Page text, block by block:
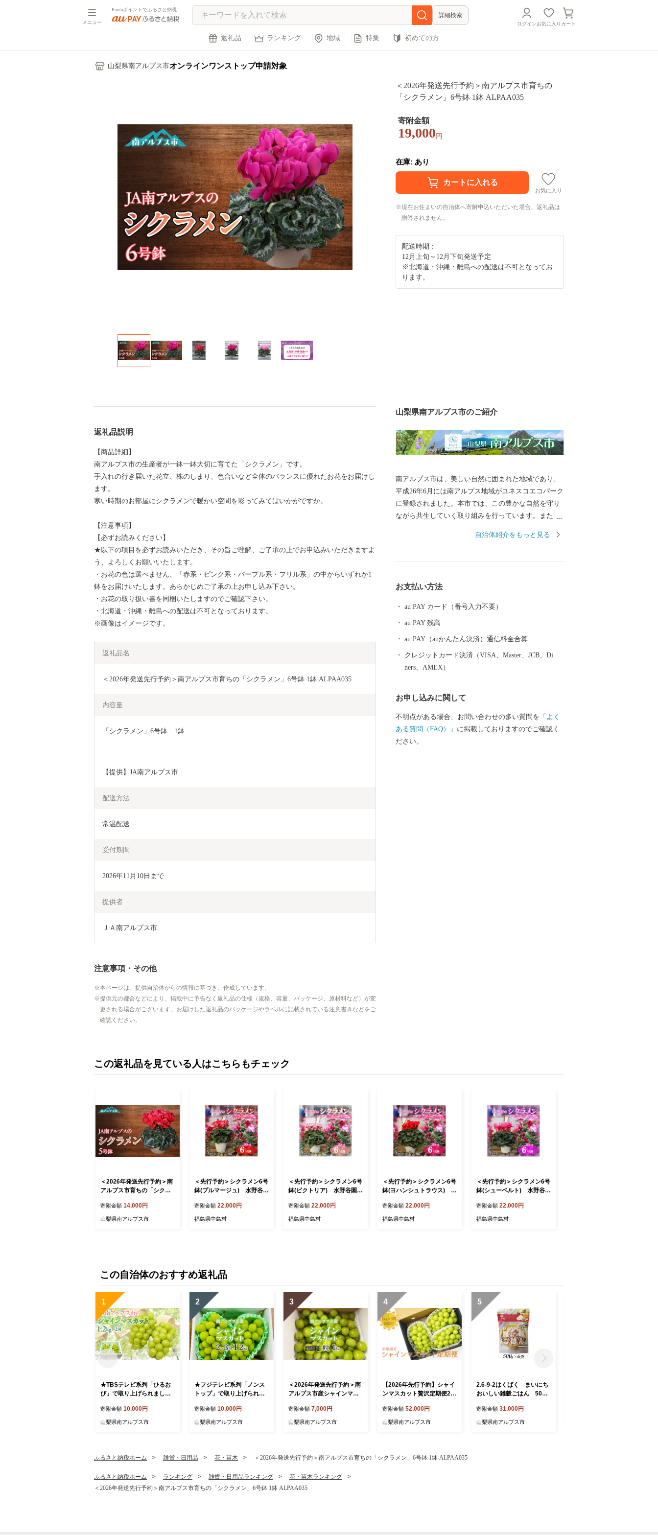
メニュー
Pontaポイントでふるさと納税
詳細検索
ログインお気に入り カート
返礼品 ランキング 地域 特集 初めての方
山梨県南アルプス市オンラインワンストップ申請対象
＜2026年発送先行予約＞南アルプス市育ちの
「シクラメン」6号鉢 1鉢 ALPAA035
寄附金額
19,000 円
在庫: あり
お気に入り
現在お住まいの自治体へ寄附申込いただいた場合、返礼品は
贈答されません。
配送時期：
12月上旬～12月下旬発送予定
※北海道・沖縄・離島への配送は不可となってお
ります。
返礼品説明
【商品詳細】
南アルプス市の生産者が一鉢一鉢大切に育てた「シクラメン」です。
手入れの行き届いた花立、株のしまり、色合いなど全体のバランスに優れたお花をお届けし
ます。
寒い時期のお部屋にシクラメンで暖かい空間を彩ってみてはいかがですか。
【注意事項】
【必ずお読みください】
★以下の項目を必ずお読みいただき、その旨ご理解、ご了承の上でお申込みいただきますよ
う、よろしくお願いいたします。
・お花の色は選べません、「赤系・ピンク系・パープル系・フリル系」の中からいずれか1
鉢をお届けいたします。あらかじめご了承の上お申し込み下さい。
・お花の取り扱い書を同梱いたしますのでご確認下さい。
・北海道・沖縄・離島への配送は不可となっております。
※画像はイメージです。
返礼品名
＜2026年発送先行予約＞南アルプス市育ちの「シクラメン」6号鉢 1鉢 ALPAA035
内容量
「シクラメン」6号鉢　1鉢
【提供】JA南アルプス市
配送方法
常温配送
受付期間
2026年11月10日まで
提供者
ＪＡ南アルプス市
注意事項・その他
本ページは、提供自治体からの情報に基づき、作成しています。
提供元の都合などにより、掲載中に予告なく返礼品の仕様（規格、容量、パッケージ、原材料など）が変
更される場合がございます。お届けした返礼品のパッケージやラベルに記載されている注意書きなどをご
確認ください。
山梨県南アルプス市のご紹介
南アルプス市は、美しい自然に囲まれた地域であり、
平成26年6月には南アルプス地域がユネスコエコパーク
に登録されました。本市では、この豊かな自然を守り
ながら共生していく取り組みを行っています。また、
地では果樹栽培が盛んに営まれ、春から秋にかけてた
地域の特産品等を贈呈しています。 皆様からの寄附金
にご協力をよろしくお願いいたします。
自治体紹介をもっと見る
お支払い方法
au PAY カード（番号入力不要）
au PAY 残高
au PAY（auかんたん決済）通信料金合算
クレジットカード決済（VISA、Master、JCB、Di
ners、AMEX）
お申し込みに関して
不明点がある場合、お問い合わせの多い質問を 「よく
ある質問（FAQ）」 に掲載しておりますのでご確認く
ださい。
この返礼品を見ている人はこちらもチェック
＜2026年発送先行予約＞南
アルプス市育ちの「シクラ
0
寄附金額 14,000円
山梨県南アルプス市
＜先行予約＞シクラメン6号
鉢(プルマージュ) 水野谷園
寄附金額 22,000円
福島県中島村
＜先行予約＞シクラメン6号
鉢(ビクトリア) 水野谷園芸
寄附金額 22,000円
福島県中島村
＜先行予約＞シクラメン6号
鉢(ヨハンシュトラウス) 水
寄附金額 22,000円
福島県中島村
＜先行予約＞シクラメン6号
鉢(シューベルト) 水野谷園
寄附金額 22,000円
福島県中島村
この自治体のおすすめ返礼品
1
★TBSテレビ系列「ひるお
び」で取り上げられまし
約＞絶品！南アルプス市産
シャインマスカット1.2kg A
だもの 果物 高級 新鮮 産地
キロ 2026年 JA JA南アル
プス市 南アルプス |
寄附金額 10,000円
山梨県南アルプス市
2
★フジテレビ系列「ノンス
トップ」で取り上げられま
予約＞南アルプス市産シャ
インマスカット1.2kg以上
寄附金額 10,000円
山梨県南アルプス市
3
＜2026年発送先行予約＞南
アルプス市産シャインマス
ール便発送 ALPAG012
寄附金額 7,000円
山梨県南アルプス市
4
【2026年先行予約】シャイ
ンマスカット贅沢定期便2k
寄附金額 52,000円
山梨県南アルプス市
5
2.6-9-2はくばく まいにち
おいしい雑穀ごはん 500g
寄附金額 31,000円
山梨県南アルプス市
ふるさと納税ホーム 雑貨・日用品 花・苗木 ＜2026年発送先行予約＞南アルプス市育ちの「シクラメン」6号鉢 1鉢 ALPAA035
ふるさと納税ホーム ランキング 雑貨・日用品ランキング
花・苗木ランキング
＜2026年発送先行予約＞南アルプス市育ちの「シクラメン」6号鉢 1鉢 ALPAA035